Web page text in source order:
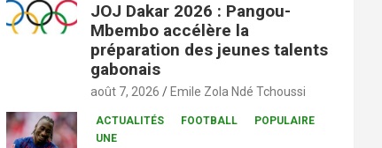
JOJ Dakar 2026 : Pangou-
Mbembo accélère la
préparation des jeunes talents
gabonais
août 7, 2026 Emile Zola Ndé Tchoussi
ACTUALITÉS FOOTBALL
POPULAIRE
UNE